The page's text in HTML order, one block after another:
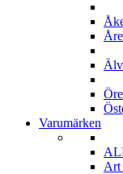
Varumärken
Art